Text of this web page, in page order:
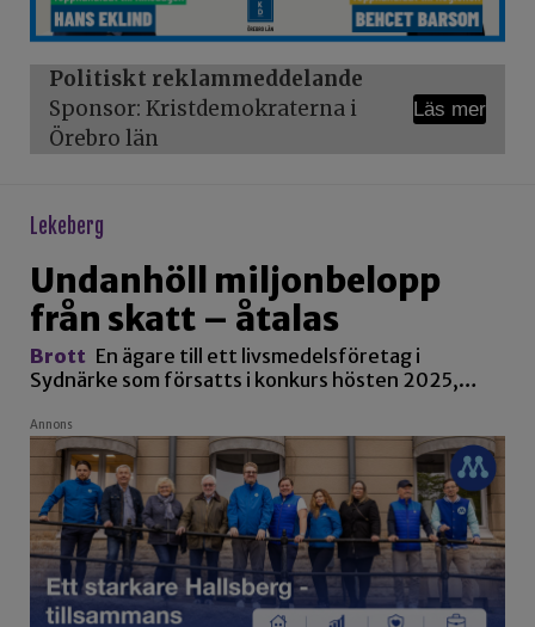
Politiskt reklammeddelande
Sponsor: Kristdemokraterna i
Örebro län
Läs mer
lekeberg
Undanhöll miljonbelopp
från skatt – åtalas
Brott En ägare till ett livsmedelsföretag i
Sydnärke som försatts i konkurs hösten 2025,…
Annons